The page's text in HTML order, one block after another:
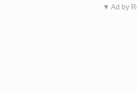
▼ Ad by